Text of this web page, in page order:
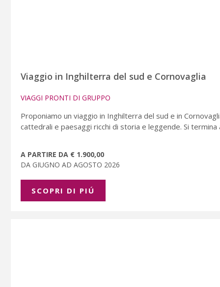
Viaggio in Inghilterra del sud e Cornovaglia
VIAGGI PRONTI DI GRUPPO
Proponiamo un viaggio in Inghilterra del sud e in
cattedrali e paesaggi ricchi di storia e leggende. Si
A PARTIRE DA € 1.900,00
DA GIUGNO AD AGOSTO 2026
SCOPRI DI PIÚ